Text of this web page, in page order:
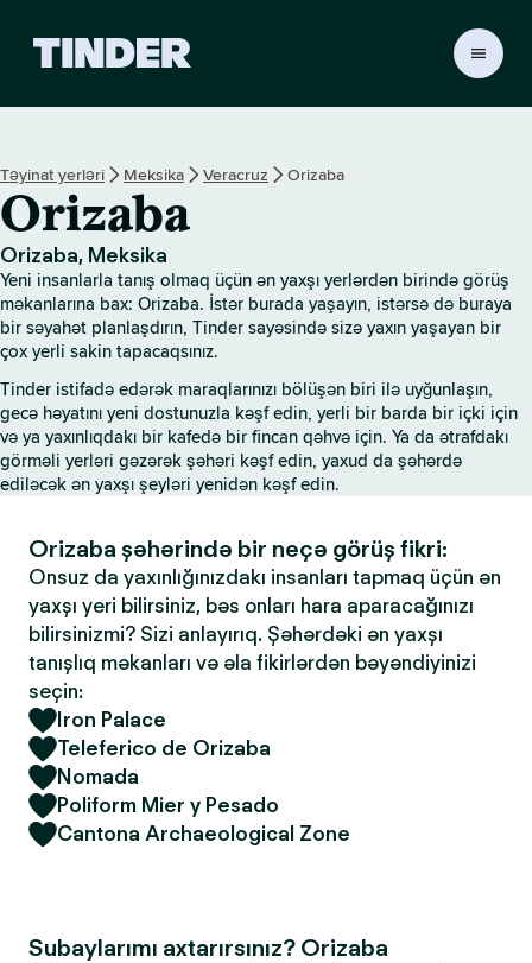
r
e
Təyinat yerləri Meksika Veracruz Orizaba
Orizaba
Orizaba, Meksika
Yeni insanlarla tanış olmaq üçün ən yaxşı yerlərdən birində görüş
məkanlarına bax: Orizaba. İstər burada yaşayın, istərsə də buraya
bir səyahət planlaşdırın, Tinder sayəsində sizə yaxın yaşayan bir
çox yerli sakin tapacaqsınız.
Tinder istifadə edərək maraqlarınızı bölüşən biri ilə uyğunlaşın,
gecə həyatını yeni dostunuzla kəşf edin, yerli bir barda bir içki için
və ya yaxınlıqdakı bir kafedə bir fincan qəhvə için. Ya da ətrafdakı
görməli yerləri gəzərək şəhəri kəşf edin, yaxud da şəhərdə
ediləcək ən yaxşı şeyləri yenidən kəşf edin.
Orizaba şəhərində bir neçə görüş fikri:
Onsuz da yaxınlığınızdakı insanları tapmaq üçün ən
yaxşı yeri bilirsiniz, bəs onları hara aparacağınızı
bilirsinizmi? Sizi anlayırıq. Şəhərdəki ən yaxşı
tanışlıq məkanları və əla fikirlərdən bəyəndiyinizi
seçin:
Iron Palace
Teleferico de Orizaba
Nomada
Poliform Mier y Pesado
Cantona Archaeological Zone
Subaylarımı axtarırsınız? Orizaba